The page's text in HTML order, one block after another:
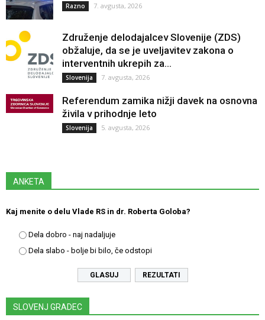
Razno 7. avgusta, 2026
Združenje delodajalcev Slovenije (ZDS)
obžaluje, da se je uveljavitev zakona o
interventnih ukrepih za...
Slovenija 7. avgusta, 2026
Referendum zamika nižji davek na osnovna
živila v prihodnje leto
Slovenija 5. avgusta, 2026
ANKETA
Kaj menite o delu Vlade RS in dr. Roberta Goloba?
Dela dobro - naj nadaljuje
Dela slabo - bolje bi bilo, če odstopi
REZULTATI
SLOVENJ GRADEC